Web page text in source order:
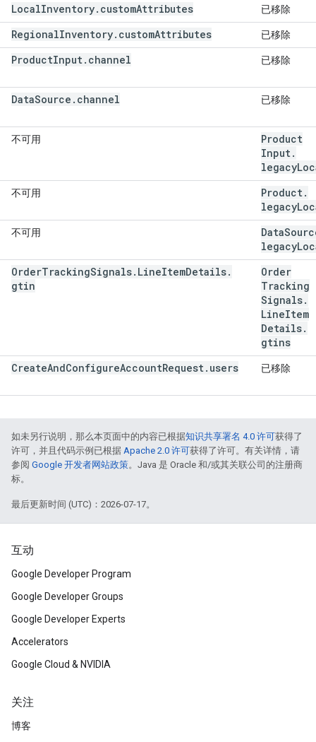
LocalInventory. customAttributes 已移除
RegionalInventory. customAttributes 已移除
ProductInput. channel 已移除
DataSource . channel 已移除
不可用
Product
Input.
legacy
不可用 Product.
legacy
不可用 Data
legacy
OrderTrackingSignals. LineItemDetails.
gtin
Order
Tracking
Signals.
LineItem
Details.
gtins
CreateAndConfigureAccountRequest. users 已移除
如未另行说明，那么本页面中的内容已根据知识共享署名 4.0 许可获得了
许可，并且代码示例已根据 Apache 2.0 许可获得了许可。有关详情，请
参阅 Google 开发者网站政策。Java 是 Oracle 和/或其关联公司的注册商
标。
最后更新时间 (UTC)：2026-07-17。
互动
Google Developer Program
Google Developer Groups
Google Developer Experts
Accelerators
Google Cloud & NVIDIA
关注
博客